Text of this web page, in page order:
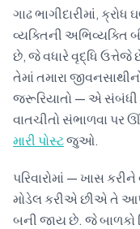
ગાઢ ભાગીદારીમાં,
વ્યક્તિની અભિવ્યક્તિ
છે, જે વધારે વૃદ્ધિ
તેમાં તમારા
જરૂરિયાતો — એ સંબંધી
વાતચીતો સંભાળવા પર
મારી પોસ્ટજુઓ.
પરિવારોમાં — ખાસ
મોડેલ કરીએ છીએ તે
બની જાય છે. જે બાળકો